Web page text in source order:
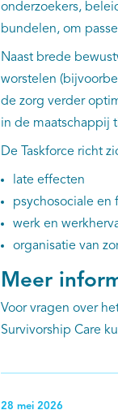
onderzoekers,
bundelen, om
Naast brede
worstelen
de zorg verder
in de maatschappij
De Taskforce richt
late effecten
psychosociale en
werk en
organisatie van
Meer
Voor vragen over
Survivorship Care
28 mei 2026